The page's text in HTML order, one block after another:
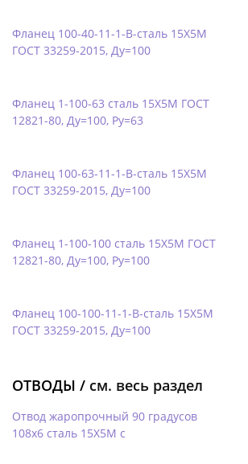
Фланец 100-40-11-1-B-сталь 15Х5М
ГОСТ 33259-2015, Ду=100
Фланец 1-100-63 сталь 15Х5М ГОСТ
12821-80, Ду=100, Ру=63
Фланец 100-63-11-1-B-сталь 15Х5М
ГОСТ 33259-2015, Ду=100
Фланец 1-100-100 сталь 15Х5М ГОСТ
12821-80, Ду=100, Ру=100
Фланец 100-100-11-1-B-сталь 15Х5М
ГОСТ 33259-2015, Ду=100
ОТВОДЫ / см. весь раздел
Отвод жаропрочный 90 градусов
108х6 сталь 15Х5М с